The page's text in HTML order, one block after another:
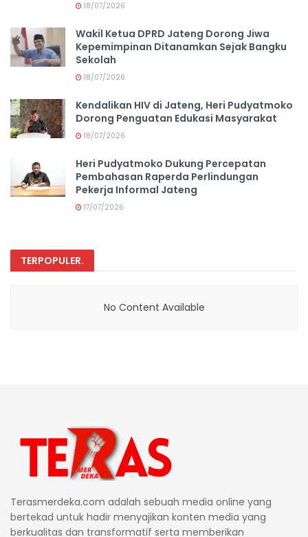
18/07/2026
Wakil Ketua DPRD Jateng Dorong Jiwa
Kepemimpinan Ditanamkan Sejak Bangku
Sekolah
18/07/2026
Kendalikan HIV di Jateng, Heri Pudyatmoko
Dorong Penguatan Edukasi Masyarakat
18/07/2026
Heri Pudyatmoko Dukung Percepatan
Pembahasan Raperda Perlindungan
Pekerja Informal Jateng
17/07/2026
TERPOPULER.
No Content Available
Terasmerdeka.com adalah sebuah media online yang
bertekad untuk hadir menyajikan konten media yang
berkualitas dan transformatif serta memberikan